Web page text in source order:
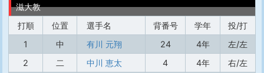
滋大教
打順
位置 選手名 背番号 学年
投/打
1
中 有川 元翔 24 4年
左/左
2
二 中川 恵太 4 4年
右/左